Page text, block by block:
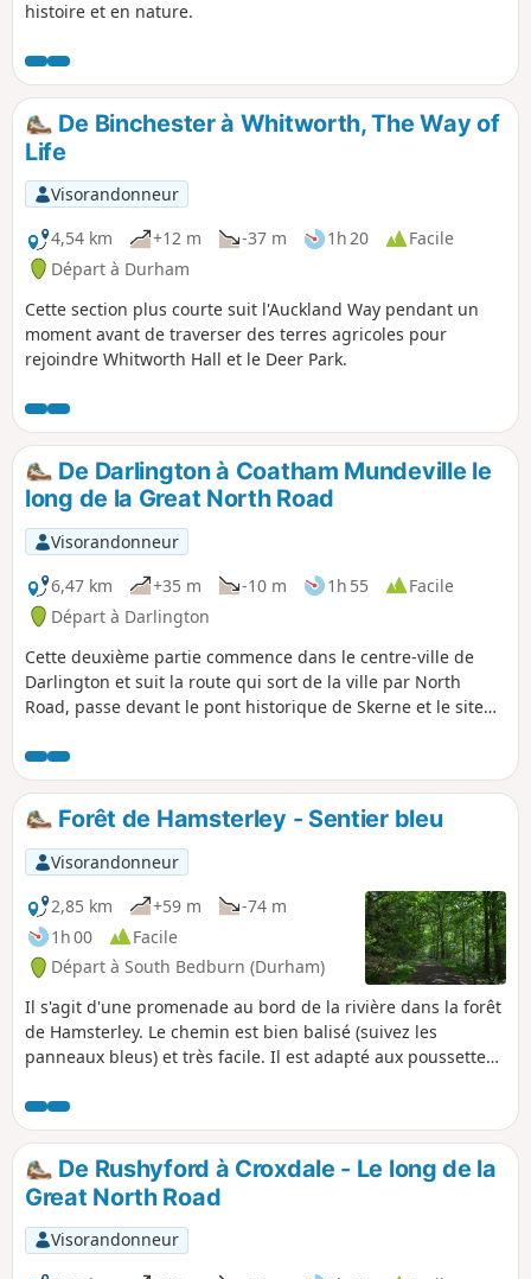
histoire et en nature.
De Binchester à Whitworth, The Way of
Life
Visorandonneur
4,54 km
+12 m -37 m 1h 20
Facile
Départ à Durham
Cette section plus courte suit l'Auckland Way pendant un
moment avant de traverser des terres agricoles pour
rejoindre Whitworth Hall et le Deer Park.
De Darlington à Coatham Mundeville le
long de la Great North Road
Visorandonneur
6,47 km
+35 m -10 m 1h 55
Facile
Départ à Darlington
Cette deuxième partie commence dans le centre-ville de
Darlington et suit la route qui sort de la ville par North
Road, passe devant le pont historique de Skerne et le site
jusqu'au village de Coatham Mundeville. Pendant la balade,
garde l'œil ouvert pour découvrir les traces de l'histoire de
cette ville ferroviaire.
Forêt de Hamsterley - Sentier bleu
Visorandonneur
2,85 km
+59 m
-74 m
1h 00
Facile
Départ à South Bedburn (Durham)
Il s'agit d'une promenade au bord de la rivière dans la forêt
de Hamsterley. Le chemin est bien balisé (suivez les
panneaux bleus) et très facile. Il est adapté aux poussettes
chiens. Il existe plusieurs autres sentiers pédestres et
pistes cyclables bien balisés dans la forêt.
De Rushyford à Croxdale - Le long de la
Great North Road
Visorandonneur